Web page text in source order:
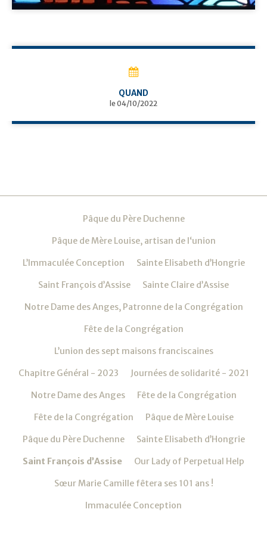
QUAND
le 04/10/2022
Navigation
Pâque du Père Duchenne
Pâque de Mère Louise, artisan de l‘union
L’Immaculée Conception Sainte Elisabeth d’Hongrie
Saint François d’Assise Sainte Claire d’Assise
Notre Dame des Anges, Patronne de la Congrégation
Fête de la Congrégation
L’union des sept maisons franciscaines
Chapitre Général - 2023 Journées de solidarité - 2021
Notre Dame des Anges Fête de la Congrégation
Fête de la Congrégation Pâque de Mère Louise
Pâque du Père Duchenne Sainte Elisabeth d’Hongrie
Saint François d’Assise Our Lady of Perpetual Help
Sœur Marie Camille fêtera ses 101 ans !
Immaculée Conception